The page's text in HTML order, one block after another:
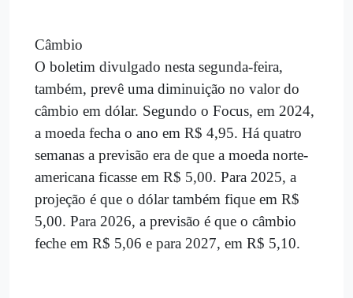
Câmbio
O boletim divulgado nesta segunda-feira,
também, prevê uma diminuição no valor do
câmbio em dólar. Segundo o Focus, em 2024,
a moeda fecha o ano em R$ 4,95. Há quatro
semanas a previsão era de que a moeda norte-
americana ficasse em R$ 5,00. Para 2025, a
projeção é que o dólar também fique em R$
5,00. Para 2026, a previsão é que o câmbio
feche em R$ 5,06 e para 2027, em R$ 5,10.